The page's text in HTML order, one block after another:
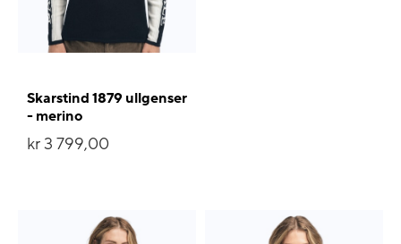
Skarstind 1879 ullgenser
- merino
kr 3 799,00